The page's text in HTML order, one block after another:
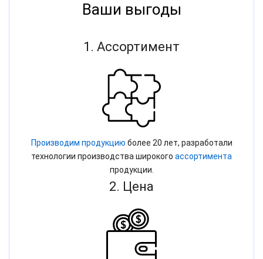
Ваши выгоды
1. Ассортимент
Производим продукцию более 20 лет, разработали
технологии производства широкого ассортимента
продукции.
2. Цена